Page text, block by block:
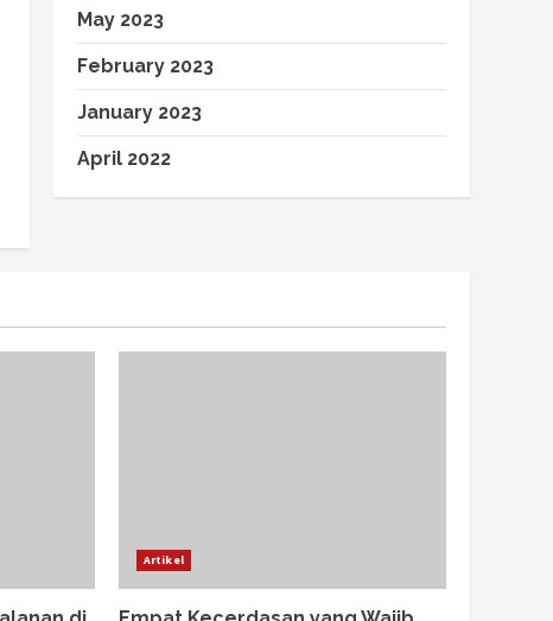
May 2023
February 2023
January 2023
April 2022
Artikel